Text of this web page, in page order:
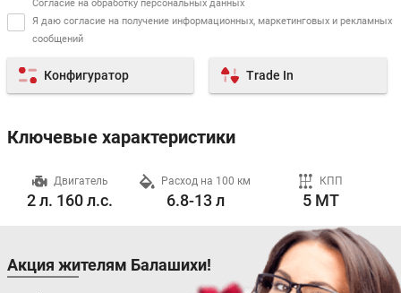
Согласие на обработку персональных данных
Я даю согласие на получение информационных, маркетинговых и рекламных
сообщений
Конфигуратор Trade In
Ключевые характеристики
Двигатель
2 л. 160 л.с.
Расход на 100 км
6.8-13 л
КПП
5 MT
Акция жителям Балашихи!